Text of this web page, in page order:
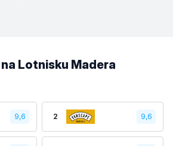
Lotnisku Madera
9,6 2 9,6